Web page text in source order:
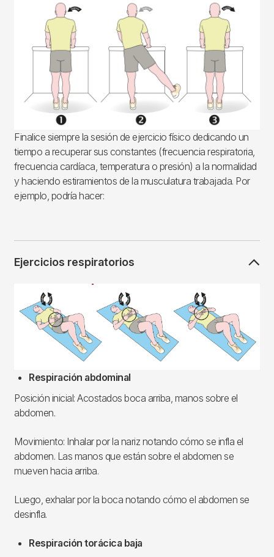
Finalice siempre la sesión de ejercicio físico dedicando un
tiempo a recuperar sus constantes (frecuencia respiratoria,
frecuencia cardíaca, temperatura o presión) a la normalidad
y haciendo estiramientos de la musculatura trabajada. Por
ejemplo, podría hacer:
Ejercicios respiratorios
Imagen
Respiración abdominal
Posición inicial: Acostados boca arriba, manos sobre el
abdomen.
Movimiento: Inhalar por la nariz notando cómo se infla el
abdomen. Las manos que están sobre el abdomen se
mueven hacia arriba.
Luego, exhalar por la boca notando cómo el abdomen se
desinfla.
Respiración torácica baja